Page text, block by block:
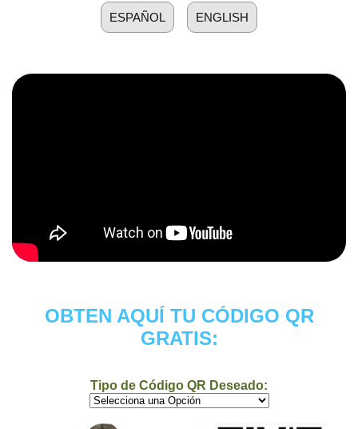
ESPAÑOL ENGLISH
OBTEN AQUÍ TU CÓDIGO QR
GRATIS:
Tipo de Código QR Deseado: